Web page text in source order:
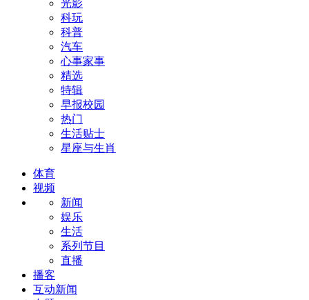
光影
科玩
科普
汽车
心事家事
精选
特辑
早报校园
热门
生活贴士
星座与生肖
体育
视频
新闻
娱乐
生活
系列节目
直播
播客
互动新闻